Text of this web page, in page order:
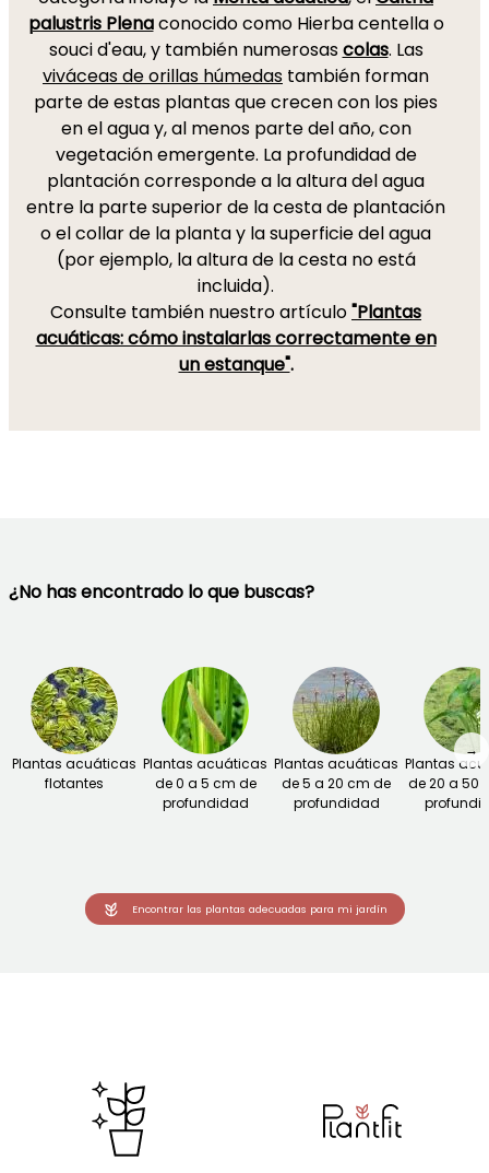
palustris Plenaconocido como Hierba centella o
souci d'eau, y también numerosascolas. Las
viváceas de orillas húmedas también forman
parte de estas plantas que crecen con los pies
en el agua y, al menos parte del año, con
vegetación emergente. La profundidad de
plantación corresponde a la altura del agua
entre la parte superior de la cesta de plantación
o el collar de la planta y la superficie del agua
(por ejemplo, la altura de la cesta no está
incluida).
Consulte también nuestro artículo"Plantas
acuáticas: cómo instalarlas correctamente en
un estanque".
¿No has encontrado lo que buscas?
Plantas acuáticas
flotantes
Plantas acuáticas
de 0 a 5 cm de
profundidad
Plantas acuáticas
de 5 a 20 cm de
profundidad
Plantas
de 20 a 50
→
Encontrar las plantas adecuadas para mi jardín